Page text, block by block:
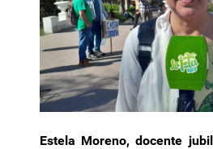
Estela Moreno, docente